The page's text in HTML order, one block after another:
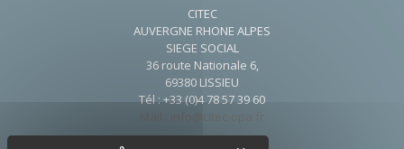
CITEC
AUVERGNE RHONE ALPES
SIEGE SOCIAL
36 route Nationale 6,
69380 LISSIEU
Tél : +33 (0)4 78 57 39 60
Mail : info@citec-opa.fr